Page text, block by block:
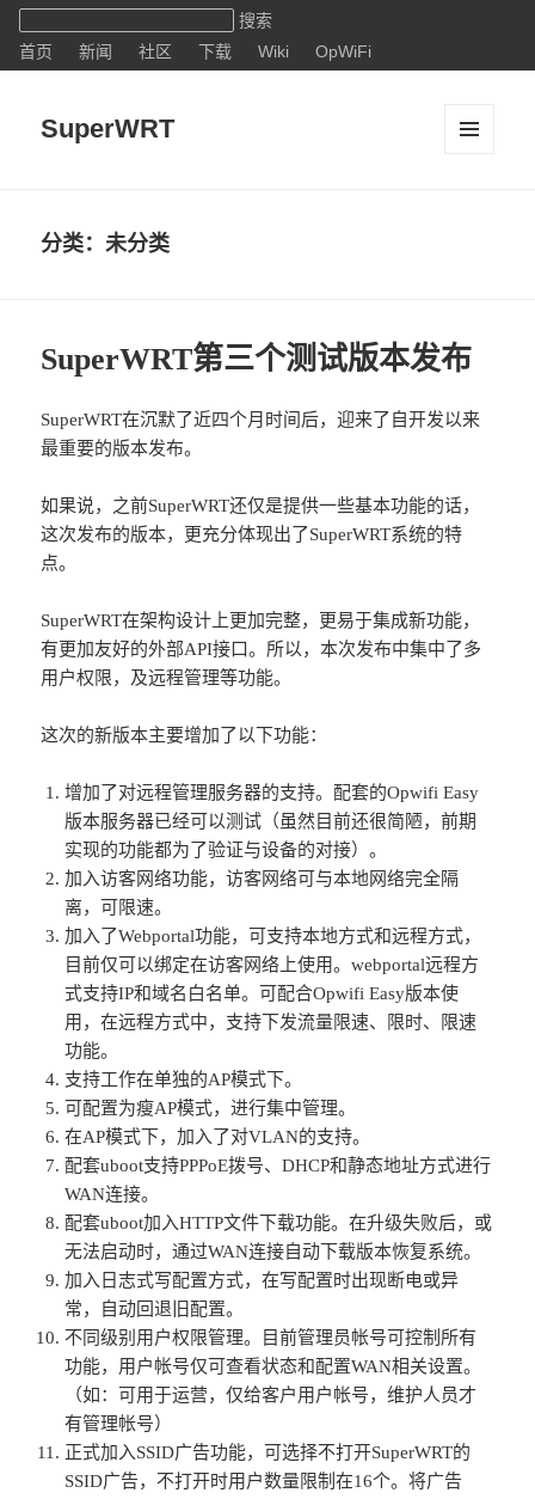
首页 新闻 社区 下载 Wiki OpWiFi
SuperWRT
分类：未分类
SuperWRT第三个测试版本发布
SuperWRT在沉默了近四个月时间后，迎来了自开发以来
最重要的版本发布。
如果说，之前SuperWRT还仅是提供一些基本功能的话，
这次发布的版本，更充分体现出了SuperWRT系统的特
点。
SuperWRT在架构设计上更加完整，更易于集成新功能，
有更加友好的外部API接口。所以，本次发布中集中了多
用户权限，及远程管理等功能。
这次的新版本主要增加了以下功能：
增加了对远程管理服务器的支持。配套的Opwifi Easy
版本服务器已经可以测试（虽然目前还很简陋，前期
实现的功能都为了验证与设备的对接）。
加入访客网络功能，访客网络可与本地网络完全隔
离，可限速。
加入了Webportal功能，可支持本地方式和远程方式，
目前仅可以绑定在访客网络上使用。webportal远程方
式支持IP和域名白名单。可配合Opwifi Easy版本使
用，在远程方式中，支持下发流量限速、限时、限速
功能。
支持工作在单独的AP模式下。
可配置为瘦AP模式，进行集中管理。
在AP模式下，加入了对VLAN的支持。
配套uboot支持PPPoE拨号、DHCP和静态地址方式进行
WAN连接。
配套uboot加入HTTP文件下载功能。在升级失败后，或
无法启动时，通过WAN连接自动下载版本恢复系统。
加入日志式写配置方式，在写配置时出现断电或异
常，自动回退旧配置。
不同级别用户权限管理。目前管理员帐号可控制所有
功能，用户帐号仅可查看状态和配置WAN相关设置。
（如：可用于运营，仅给客户用户帐号，维护人员才
有管理帐号）
正式加入SSID广告功能，可选择不打开SuperWRT的
SSID广告，不打开时用户数量限制在16个。将广告